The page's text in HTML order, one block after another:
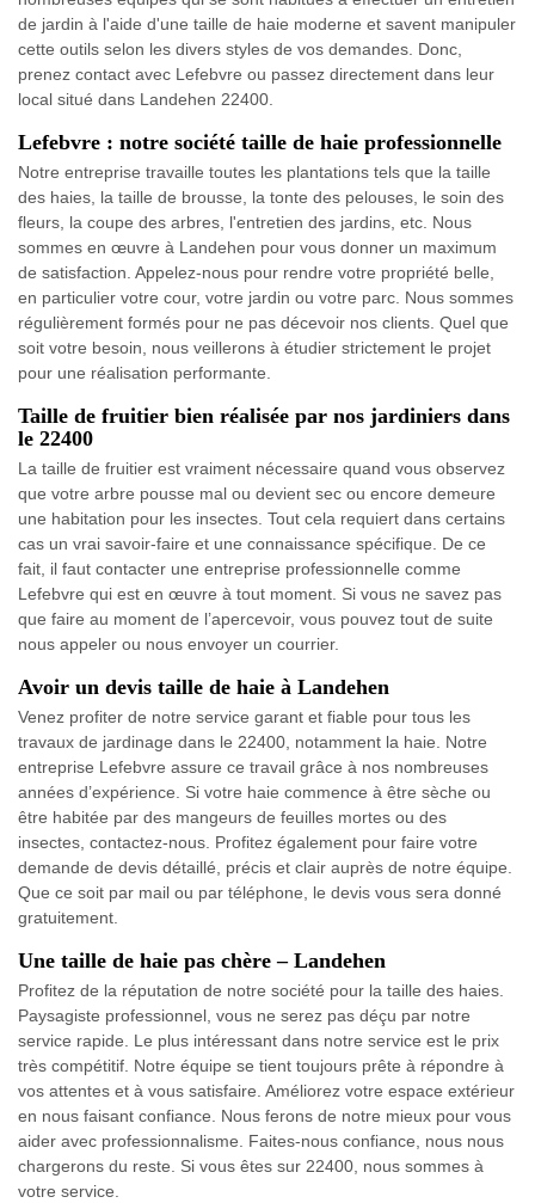
de jardin à l'aide d'une taille de haie moderne et savent manipuler
cette outils selon les divers styles de vos demandes. Donc,
prenez contact avec Lefebvre ou passez directement dans leur
local situé dans Landehen 22400.
Lefebvre : notre société taille de haie professionnelle
Notre entreprise travaille toutes les plantations tels que la taille
des haies, la taille de brousse, la tonte des pelouses, le soin des
fleurs, la coupe des arbres, l'entretien des jardins, etc. Nous
sommes en œuvre à Landehen pour vous donner un maximum
de satisfaction. Appelez-nous pour rendre votre propriété belle,
en particulier votre cour, votre jardin ou votre parc. Nous sommes
régulièrement formés pour ne pas décevoir nos clients. Quel que
soit votre besoin, nous veillerons à étudier strictement le projet
pour une réalisation performante.
Taille de fruitier bien réalisée par nos jardiniers dans
le 22400
La taille de fruitier est vraiment nécessaire quand vous observez
que votre arbre pousse mal ou devient sec ou encore demeure
une habitation pour les insectes. Tout cela requiert dans certains
cas un vrai savoir-faire et une connaissance spécifique. De ce
fait, il faut contacter une entreprise professionnelle comme
Lefebvre qui est en œuvre à tout moment. Si vous ne savez pas
que faire au moment de l’apercevoir, vous pouvez tout de suite
nous appeler ou nous envoyer un courrier.
Avoir un devis taille de haie à Landehen
Venez profiter de notre service garant et fiable pour tous les
travaux de jardinage dans le 22400, notamment la haie. Notre
entreprise Lefebvre assure ce travail grâce à nos nombreuses
années d’expérience. Si votre haie commence à être sèche ou
être habitée par des mangeurs de feuilles mortes ou des
insectes, contactez-nous. Profitez également pour faire votre
demande de devis détaillé, précis et clair auprès de notre équipe.
Que ce soit par mail ou par téléphone, le devis vous sera donné
gratuitement.
Une taille de haie pas chère – Landehen
Profitez de la réputation de notre société pour la taille des haies.
Paysagiste professionnel, vous ne serez pas déçu par notre
service rapide. Le plus intéressant dans notre service est le prix
très compétitif. Notre équipe se tient toujours prête à répondre à
vos attentes et à vous satisfaire. Améliorez votre espace extérieur
en nous faisant confiance. Nous ferons de notre mieux pour vous
aider avec professionnalisme. Faites-nous confiance, nous nous
chargerons du reste. Si vous êtes sur 22400, nous sommes à
votre service.